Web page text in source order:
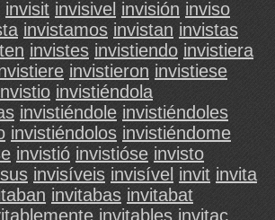
invisit invisivel invisión inviso
invistamos invistan invistas
invistes invistiendo invistiera
invistieron invistiese
invistiéndola
invistiéndole invistiéndoles
invistiéndolos invistiéndome
invistió invistióse invisto
invisíveis invisível invit invita
invitabas invitabat
invitables invitac